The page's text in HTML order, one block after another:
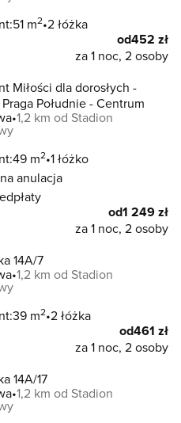
51 m2 2 łóżka
od452 zł
za 1 noc, 2 osoby
Miłości dla dorosłych -
Południe - Centrum
1,2 km od Stadion
49 m2 1 łóżko
anulacja
od1 249 zł
za 1 noc, 2 osoby
14A/7
1,2 km od Stadion
39 m2 2 łóżka
od461 zł
za 1 noc, 2 osoby
14A/17
1,2 km od Stadion